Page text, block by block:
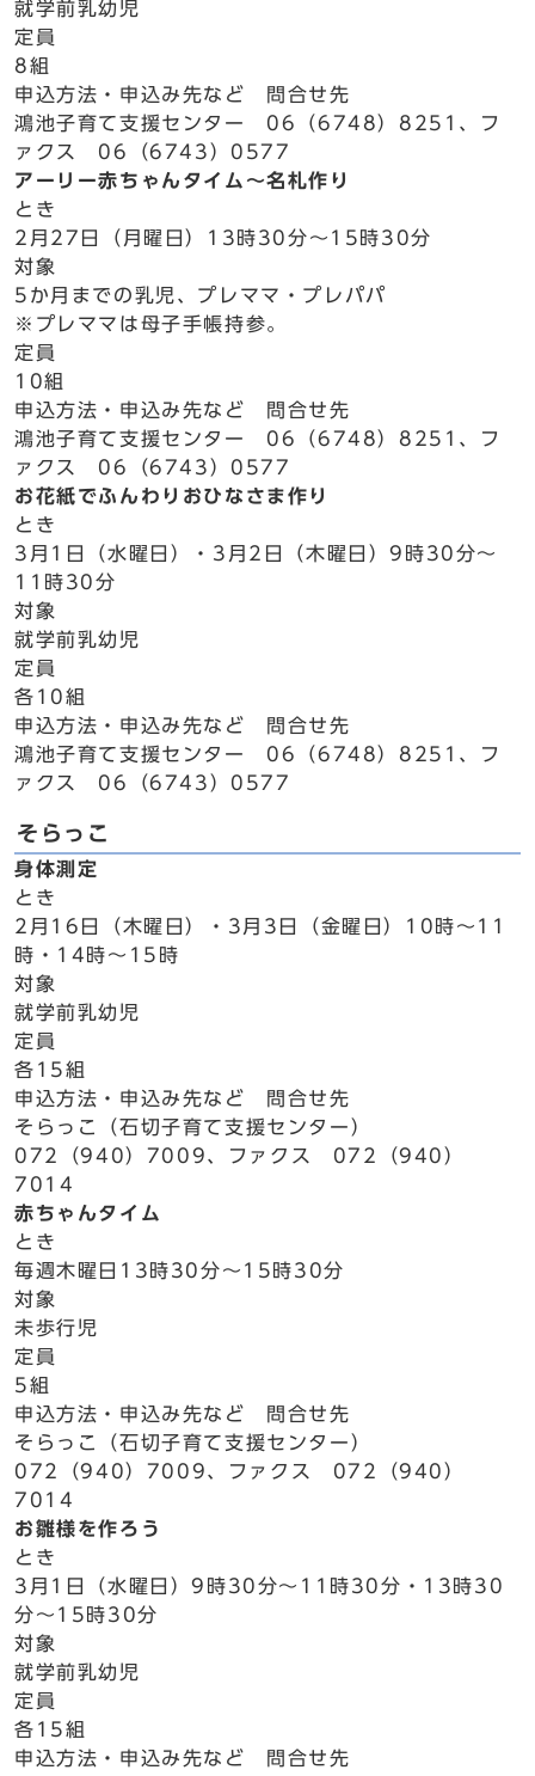
就学前乳幼児
定員
8組
申込方法・申込み先など 問合せ先
鴻池子育て支援センター 06（6748）8251、フ
ァクス 06（6743）0577
アーリー赤ちゃんタイム～名札作り
とき
2月27日（月曜日）13時30分～15時30分
対象
5か月までの乳児、プレママ・プレパパ
※プレママは母子手帳持参。
定員
10組
申込方法・申込み先など 問合せ先
鴻池子育て支援センター 06（6748）8251、フ
ァクス 06（6743）0577
お花紙でふんわりおひなさま作り
とき
3月1日（水曜日）・3月2日（木曜日）9時30分～
11時30分
対象
就学前乳幼児
定員
各10組
申込方法・申込み先など 問合せ先
鴻池子育て支援センター 06（6748）8251、フ
ァクス 06（6743）0577
そらっこ
身体測定
とき
2月16日（木曜日）・3月3日（金曜日）10時～11
時・14時～15時
対象
就学前乳幼児
定員
各15組
申込方法・申込み先など 問合せ先
そらっこ（石切子育て支援センター）
072（940）7009、ファクス 072（940）
7014
赤ちゃんタイム
とき
毎週木曜日13時30分～15時30分
対象
未歩行児
定員
5組
申込方法・申込み先など 問合せ先
そらっこ（石切子育て支援センター）
072（940）7009、ファクス 072（940）
7014
お雛様を作ろう
とき
3月1日（水曜日）9時30分～11時30分・13時30
分～15時30分
対象
就学前乳幼児
定員
各15組
申込方法・申込み先など 問合せ先